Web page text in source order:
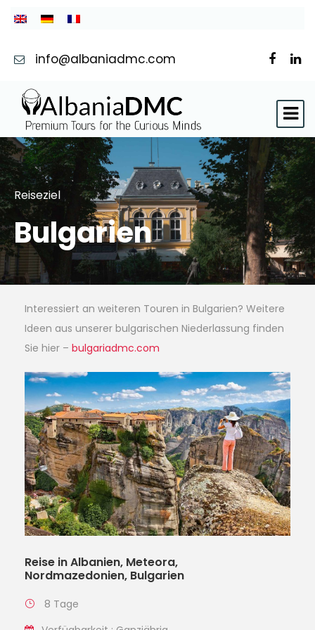
info@albaniadmc.com
Reiseziel
Bulgarien
Interessiert an weiteren Touren in Bulgarien? Weitere
Ideen aus unserer bulgarischen Niederlassung finden
Sie hier – bulgariadmc.com
Reise in Albanien, Meteora,
Nordmazedonien, Bulgarien
8 Tage